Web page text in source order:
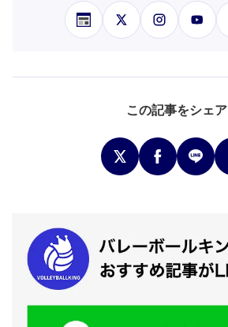
この記事をシェア